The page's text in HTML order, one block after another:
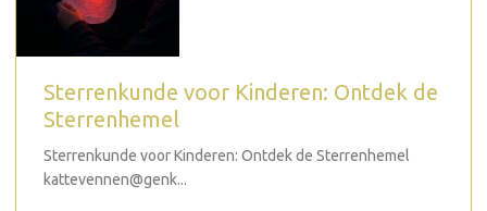
Sterrenkunde voor Kinderen: Ontdek de
Sterrenhemel
Sterrenkunde voor Kinderen: Ontdek de Sterrenhemel
kattevennen@genk...